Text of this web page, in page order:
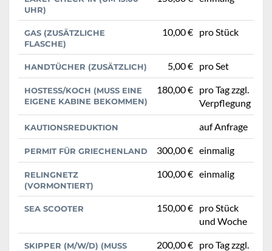
UHR)
GAS (ZUSÄTZLICHE
FLASCHE)
10,00 € pro Stück
HANDTÜCHER (ZUSÄTZLICH) 5,00 € pro Set
HOSTESS/KOCH (MUSS EINE
EIGENE KABINE BEKOMMEN)
180,00 € pro Tag zzgl.
Verpflegung
KAUTIONSREDUKTION auf Anfrage
PERMIT FÜR GRIECHENLAND 300,00 € einmalig
RELINGNETZ
(VORMONTIERT)
100,00 € einmalig
SEA SCOOTER 150,00 € pro Stück
und Woche
SKIPPER (M/W/D) (MUSS
200,00 € pro Tag zzgl.